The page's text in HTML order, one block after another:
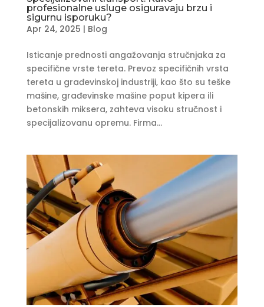
profesionalne usluge osiguravaju brzu i
sigurnu isporuku?
Apr 24, 2025 | Blog
Isticanje prednosti angažovanja stručnjaka za
specifične vrste tereta. Prevoz specifičnih vrsta
tereta u građevinskoj industriji, kao što su teške
mašine, građevinske mašine poput kipera ili
betonskih miksera, zahteva visoku stručnost i
specijalizovanu opremu. Firma...